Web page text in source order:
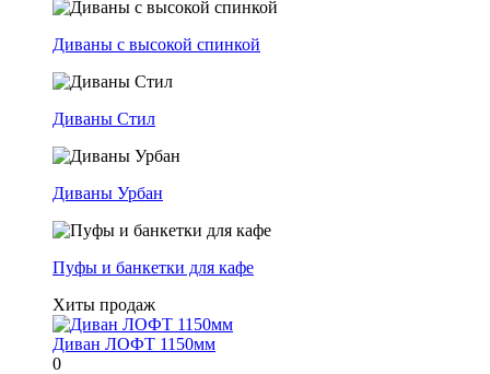
Диваны с высокой спинкой
Диваны Стил
Диваны Урбан
Пуфы и банкетки для кафе
Хиты продаж
Диван ЛОФТ 1150мм
0